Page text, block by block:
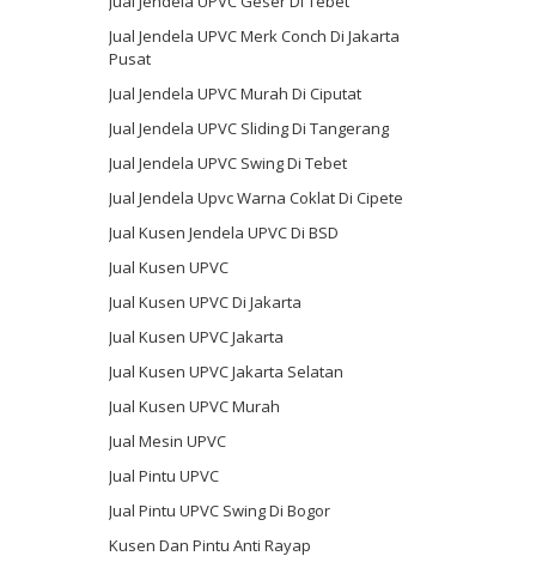
Jual Jendela UPVC Merk Conch Di Jakarta
Pusat
Jual Jendela UPVC Murah Di Ciputat
Jual Jendela UPVC Sliding Di Tangerang
Jual Jendela UPVC Swing Di Tebet
Jual Jendela Upvc Warna Coklat Di Cipete
Jual Kusen Jendela UPVC Di BSD
Jual Kusen UPVC
Jual Kusen UPVC Di Jakarta
Jual Kusen UPVC Jakarta
Jual Kusen UPVC Jakarta Selatan
Jual Kusen UPVC Murah
Jual Mesin UPVC
Jual Pintu UPVC
Jual Pintu UPVC Swing Di Bogor
Kusen Dan Pintu Anti Rayap